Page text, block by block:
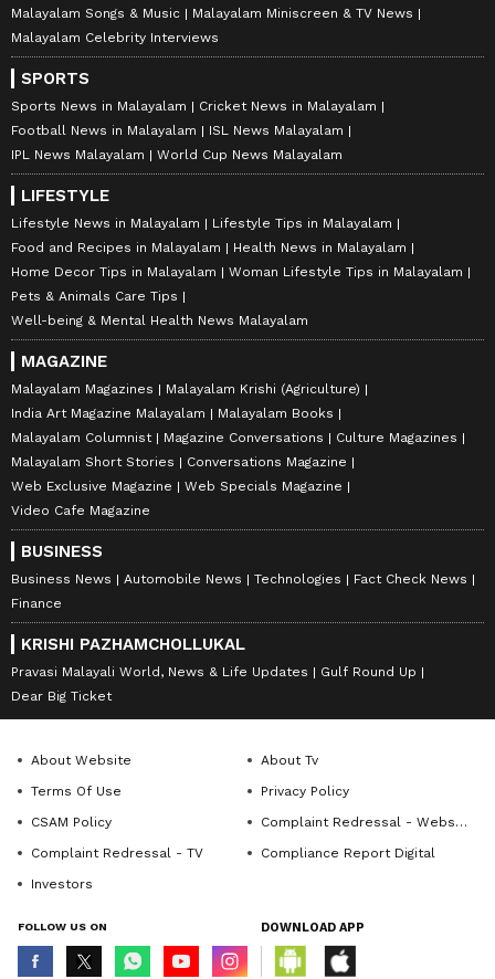
Malayalam Songs & Music
Malayalam Miniscreen & TV News
Malayalam Celebrity Interviews
SPORTS
Sports News in Malayalam
Cricket News in Malayalam
Football News in Malayalam
ISL News Malayalam
IPL News Malayalam
World Cup News Malayalam
LIFESTYLE
Lifestyle News in Malayalam
Lifestyle Tips in Malayalam
Food and Recipes in Malayalam
Health News in Malayalam
Home Decor Tips in Malayalam
Woman Lifestyle Tips in Malayalam
Pets & Animals Care Tips
Well-being & Mental Health News Malayalam
MAGAZINE
Malayalam Magazines
Malayalam Krishi (Agriculture)
India Art Magazine Malayalam
Malayalam Books
Malayalam Columnist
Magazine Conversations
Culture Magazines
Malayalam Short Stories
Conversations Magazine
Web Exclusive Magazine
Web Specials Magazine
Video Cafe Magazine
BUSINESS
Business News Automobile News Technologies
Fact Check News
Finance
KRISHI PAZHAMCHOLLUKAL
Pravasi Malayali World, News & Life Updates
Gulf Round Up
Dear Big Ticket
About Website
About Tv
Terms Of Use
Privacy Policy
CSAM Policy
Complaint Redressal - Website
Complaint Redressal - TV
Compliance Report Digital
Investors
FOLLOW US ON DOWNLOAD APP